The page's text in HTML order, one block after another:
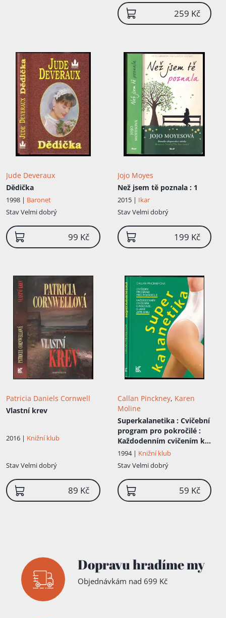
259 Kč
Jude Deveraux
Dědička
1998 | Baronet
StavVelmi dobrý
99 Kč
Jojo Moyes
Než jsem tě poznala : 1
2015 | Ikar
StavVelmi dobrý
199 Kč
Patricia Daniels Cornwell
Vlastní krev
2016 | Knižní klub
StavVelmi dobrý
89 Kč
Callan Pinckney, Karen
Moline
Superkalanetika : Cvičební
program pro pokročilé :
Každodenním cvičením k
postavě, o jaké jste snili
1994 | Knižní klub
StavVelmi dobrý
59 Kč
Dopravu hradíme my
Objednávkám nad 699 Kč